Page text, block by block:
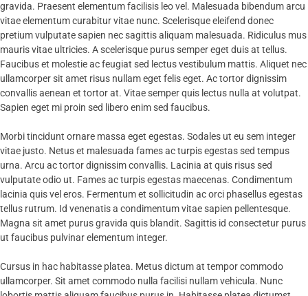
gravida. Praesent elementum facilisis leo vel. Malesuada bibendum arcu
vitae elementum curabitur vitae nunc. Scelerisque eleifend donec
pretium vulputate sapien nec sagittis aliquam malesuada. Ridiculus mus
mauris vitae ultricies. A scelerisque purus semper eget duis at tellus.
Faucibus et molestie ac feugiat sed lectus vestibulum mattis. Aliquet nec
ullamcorper sit amet risus nullam eget felis eget. Ac tortor dignissim
convallis aenean et tortor at. Vitae semper quis lectus nulla at volutpat.
Sapien eget mi proin sed libero enim sed faucibus.
Morbi tincidunt ornare massa eget egestas. Sodales ut eu sem integer
vitae justo. Netus et malesuada fames ac turpis egestas sed tempus
urna. Arcu ac tortor dignissim convallis. Lacinia at quis risus sed
vulputate odio ut. Fames ac turpis egestas maecenas. Condimentum
lacinia quis vel eros. Fermentum et sollicitudin ac orci phasellus egestas
tellus rutrum. Id venenatis a condimentum vitae sapien pellentesque.
Magna sit amet purus gravida quis blandit. Sagittis id consectetur purus
ut faucibus pulvinar elementum integer.
Cursus in hac habitasse platea. Metus dictum at tempor commodo
ullamcorper. Sit amet commodo nulla facilisi nullam vehicula. Nunc